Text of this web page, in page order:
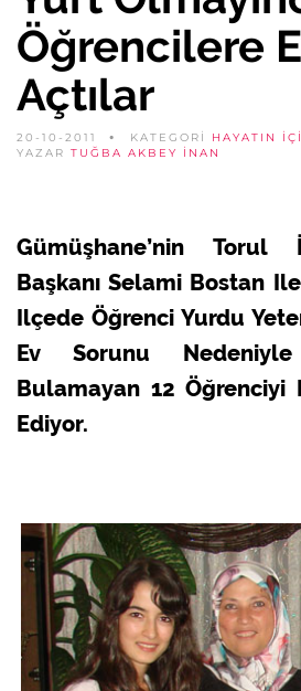
Öğrencilere
Açtılar
20-10-2011 KATEGORİ HAYATIN
YAZAR TUĞBA AKBEY İNAN
Gümüşhane’nin Torul
Başkanı Selami Bostan
Ilçede Öğrenci Yurdu
Ev Sorunu
Bulamayan 12 Öğrenciyi
Ediyor.